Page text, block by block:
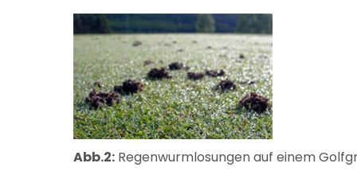
Abb.2: Regenwurmlosungen auf einem